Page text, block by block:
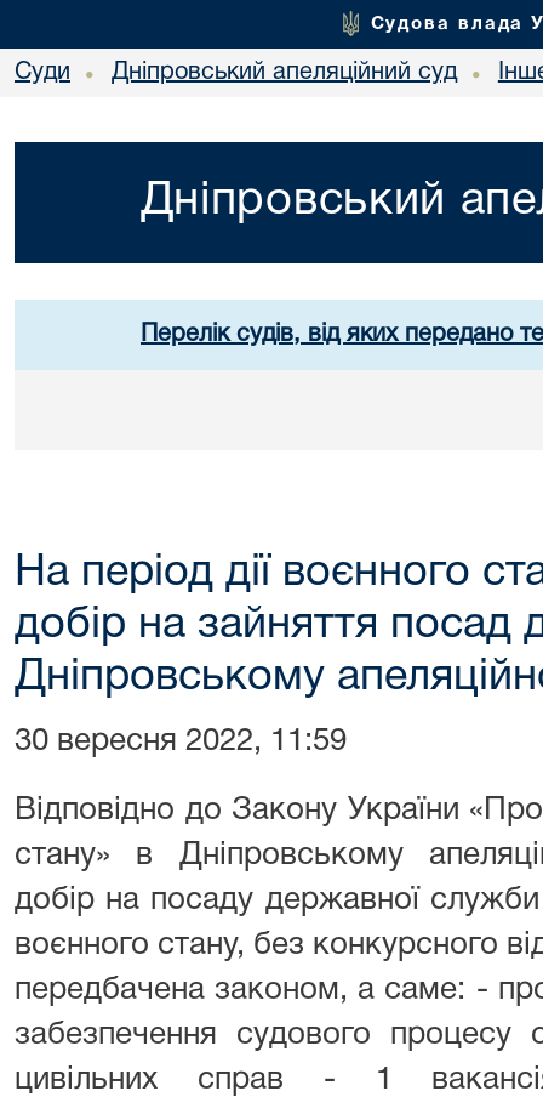
Судова влада
Суди • Дніпровський апеляційний суд •
Дніпровський
Перелік судів, від яких передано
На період дії воєнного
добір на зайняття посад
Дніпровському
30 вересня 2022, 11:59
Відповідно до Закону України
стану» в Дніпровському
добір на посаду державної служби
воєнного стану, без конкурсного
передбачена законом, а саме: -
забезпечення судового процесу
цивільних справ - 1